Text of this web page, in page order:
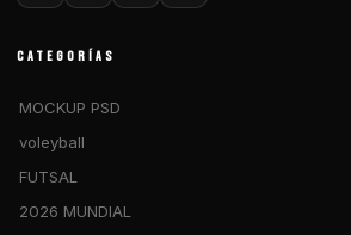
CATEGORÍAS
MOCKUP PSD
voleyball
FUTSAL
2026 MUNDIAL